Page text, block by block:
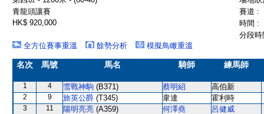
青龍頭讓賽
賽道 :
HK$ 920,000
時間 :
分段
全方位賽事重溫
餘勢分析 模擬鳥瞰重溫
名次 馬號 馬名 騎師 練馬師
1 4 雪戰神駒 (B371) 蔡明紹 高伯新
2 9 旅英公爵 (T345) 韋達 霍利時
3 11 陽明亮亮 (A359) 何澤堯 呂健威